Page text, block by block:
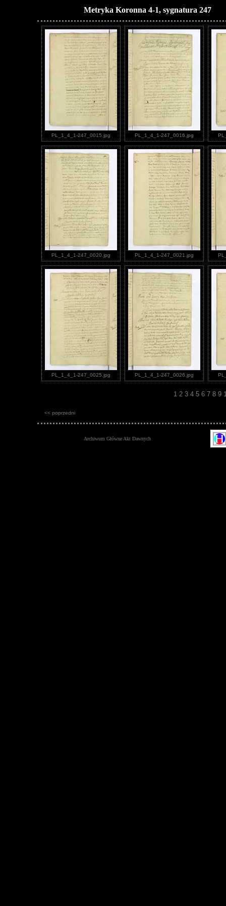
Metryka Koronna 4-1, sygnatura 247
PL_1_4_1-247_0015.jpg PL_1_4_1-247_0016.jpg
PL_1_4_1-247_0020.jpg PL_1_4_1-247_0021.jpg
PL_1_4_1-247_0025.jpg PL_1_4_1-247_0026.jpg
1 2 3 4 5 6 7 8 9
<< poprzedni
Archiwum Główne Akt Dawnych